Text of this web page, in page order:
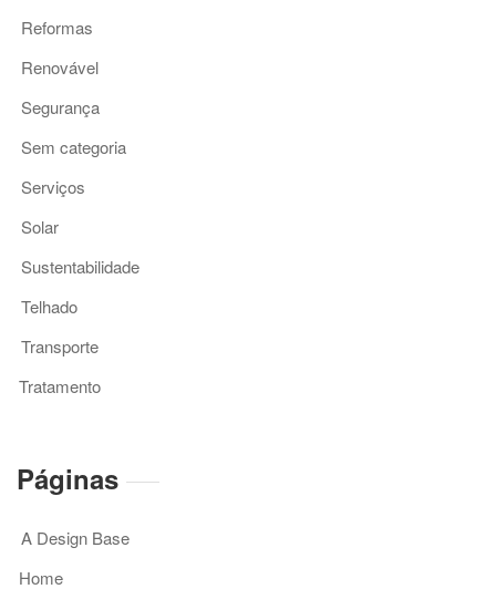
Reformas
Renovável
Segurança
Sem categoria
Serviços
Solar
Sustentabilidade
Telhado
Transporte
Tratamento
Páginas
A Design Base
Home